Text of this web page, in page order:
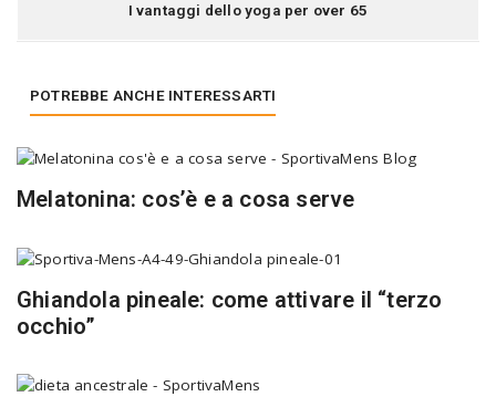
I vantaggi dello yoga per over 65
POTREBBE ANCHE INTERESSARTI
Melatonina: cos’è e a cosa serve
Ghiandola pineale: come attivare il “terzo
occhio”